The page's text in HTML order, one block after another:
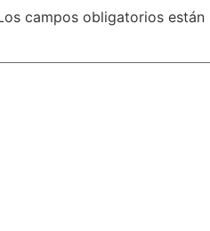
campos obligatorios están